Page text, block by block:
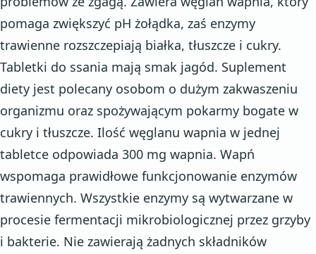
pomaga zwiększyć pH żołądka, zaś enzymy
trawienne rozszczepiają białka, tłuszcze i cukry.
Tabletki do ssania mają smak jagód. Suplement
diety jest polecany osobom o dużym zakwaszeniu
organizmu oraz spożywającym pokarmy bogate w
cukry i tłuszcze. Ilość węglanu wapnia w jednej
tabletce odpowiada 300 mg wapnia. Wapń
wspomaga prawidłowe funkcjonowanie enzymów
trawiennych. Wszystkie enzymy są wytwarzane w
procesie fermentacji mikrobiologicznej przez grzyby
i bakterie. Nie zawierają żadnych składników